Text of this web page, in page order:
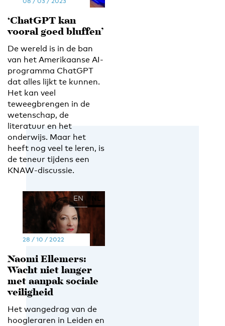
‘ChatGPT kan
vooral goed bluffen’
De wereld is in de ban
van het Amerikaanse AI-
programma ChatGPT
dat alles lijkt te kunnen.
Het kan veel
teweegbrengen in de
wetenschap, de
literatuur en het
onderwijs. Maar het
heeft nog veel te leren, is
de teneur tijdens een
KNAW-discussie.
EN NL
28 / 10 / 2022
Naomi Ellemers:
Wacht niet langer
met aanpak sociale
veiligheid
Het wangedrag van de
hoogleraren in Leiden en